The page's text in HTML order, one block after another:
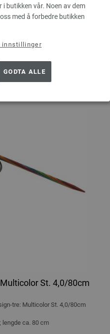
butikken vår. Noen av dem
med å forbedre butikken
innstillinger
GODTA ALLE
St. 4,0/80cm
tre: Multicolor St. 4,0/80cm
ca. 80 cm